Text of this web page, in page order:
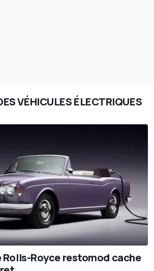
VÉHICULES ÉLECTRIQUES
Royce restomod cache